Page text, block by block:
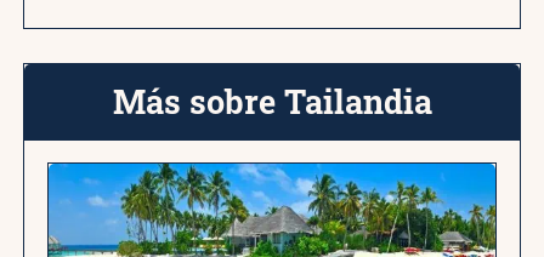
Más sobre Tailandia